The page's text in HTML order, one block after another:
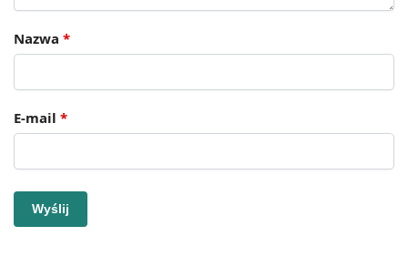
Nazwa *
E-mail *